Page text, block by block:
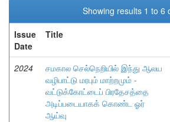
Showing results 1 to 6
Issue
Date
Title
2024
சமகால செல்நெறியில் இந்து ஆலய
வழிபாட்டு மரபும் மாற்றமும் -
வட்டுக்கோட்டைப் பிரதேசத்தை
அடிப்படையாகக் கொண்ட ஓர்
ஆய்வு